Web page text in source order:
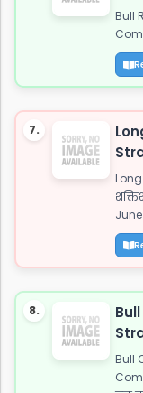
Bull
7.
June
8.
Bull